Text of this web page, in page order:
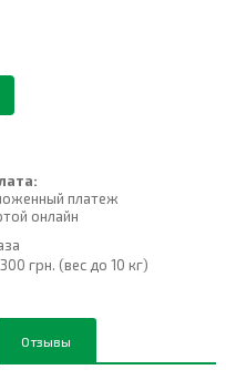
платеж
онлайн
грн. (вес до 10 кг)
Отзывы